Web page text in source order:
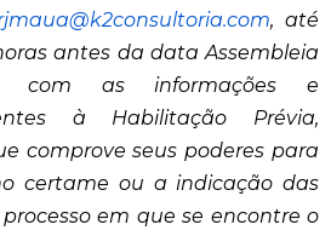
, até
antes da data Assembleia
com as informações e
à Habilitação Prévia,
comprove seus poderes para
certame ou a indicação das
em que se encontre o